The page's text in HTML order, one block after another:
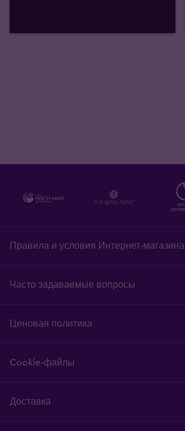
Правила и условия Интернет-магазина
Часто задаваемые вопросы
Ценовая политика
Cookie-файлы
Доставка